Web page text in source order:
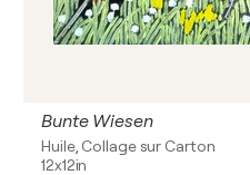
Bunte Wiesen
Huile, Collage sur Carton
12x12in